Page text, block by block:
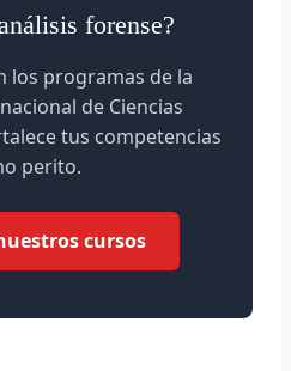
forense?
los programas de la
de Ciencias
tus competencias
perito.
cursos